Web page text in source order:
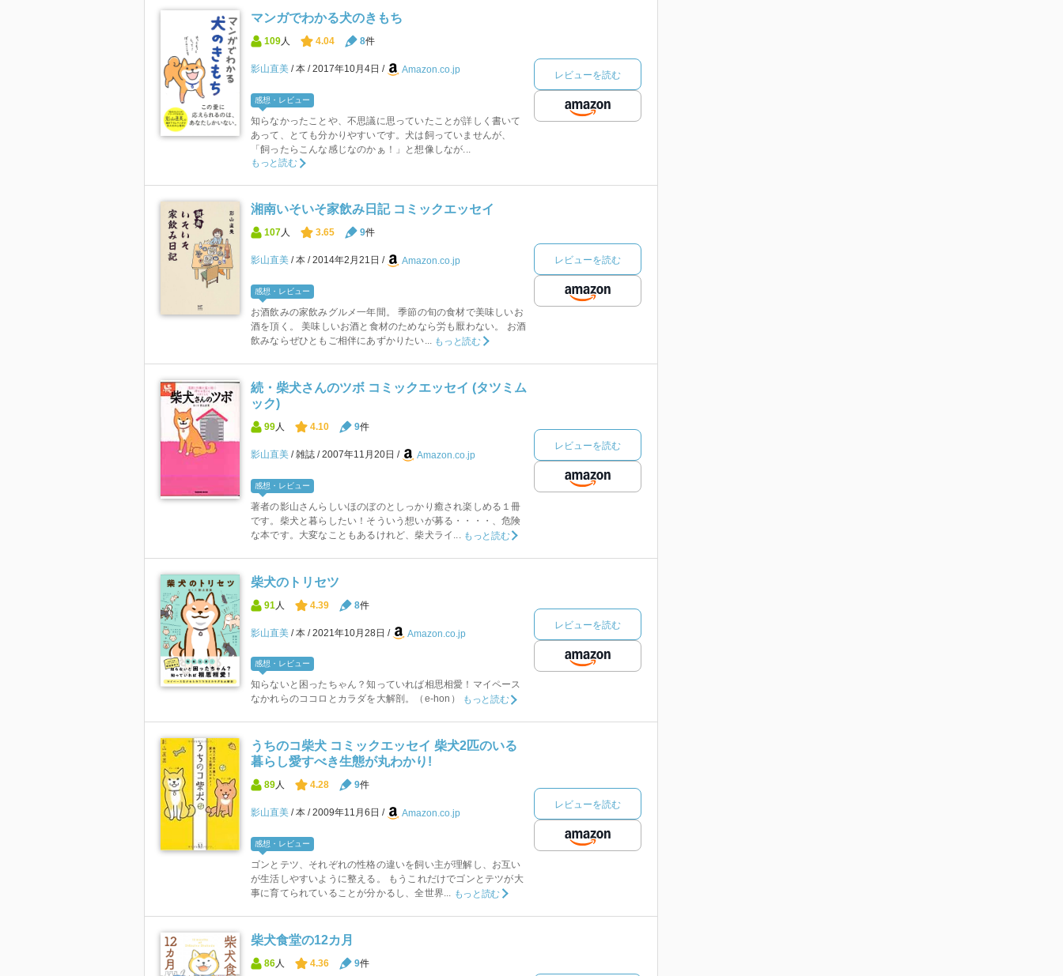
マンガでわかる犬のきもち
109 人 4.04 8件
影山直美 本 2017年10月4日 Amazon.co.jp
感想・レビュー
知らなかったことや、不思議に思っていたことが詳しく書いて
あって、とても分かりやすいです。犬は飼っていませんが、
「飼ったらこんな感じなのかぁ！」と想像しなが...
もっと読む
レビューを読む
湘南いそいそ家飲み日記 コミックエッセイ
107人 3.65 9件
影山直美 本 2014年2月21日 Amazon.co.jp
感想・レビュー
お酒飲みの家飲みグルメ一年間。 季節の旬の食材で美味しいお
酒を頂く。 美味しいお酒と食材のためなら労も厭わない。 お酒
飲みならぜひともご相伴にあずかりたい... もっと読む
レビューを読む
続・柴犬さんのツボ コミックエッセイ (タツミム
ック)
99人 4.10 9件
影山直美 雑誌 2007年11月20日 Amazon.co.jp
感想・レビュー
著者の影山さんらしいほのぼのとしっかり癒され楽しめる１冊
です。柴犬と暮らしたい！そういう想いが募る・・・・、危険
な本です。大変なこともあるけれど、柴犬ライ...
もっと読む
レビューを読む
柴犬のトリセツ
91 人 4.39 8件
影山直美 本 2021年10月28日 Amazon.co.jp
感想・レビュー
知らないと困ったちゃん？知っていれば相思相愛！マイペース
なかれらのココロとカラダを大解剖。（e-hon）
もっと読む
レビューを読む
うちのコ柴犬 コミックエッセイ 柴犬2匹のいる
暮らし愛すべき生態が丸わかり!
89人 4.28 9件
影山直美 本 2009年11月6日 Amazon.co.jp
感想・レビュー
ゴンとテツ、それぞれの性格の違いを飼い主が理解し、お互い
が生活しやすいように整える。 もうこれだけでゴンとテツが大
事に育てられていることが分かるし、全世界... もっと読む
レビューを読む
柴犬食堂の12カ月
86人 4.36 9件